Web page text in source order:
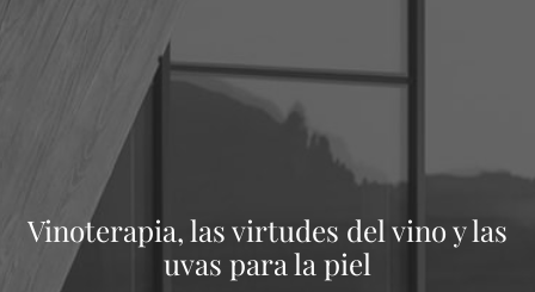
Vinoterapia, las virtudes del vino y las
uvas para la piel